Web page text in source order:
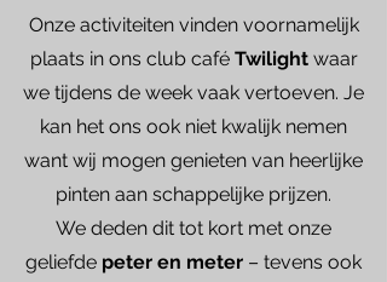
Onze activiteiten vinden voornamelijk
plaats in ons club café Twilightwaar
we tijdens de week vaak vertoeven. Je
kan het ons ook niet kwalijk nemen
want wij mogen genieten van heerlijke
pinten aan schappelijke prijzen.
We deden dit tot kort met onze
geliefde peter en meter – tevens ook